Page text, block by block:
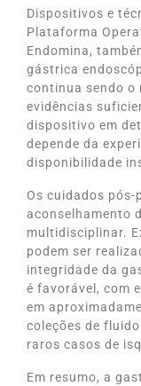
Dispositivos e
Plataforma
Endomina,
gástrica
continua sendo o
evidências
dispositivo em
depende da
disponibilidade
Os cuidados
aconselhamento
multidisciplinar.
podem ser
integridade da
é favorável, com
em
coleções de
raros casos de
Em resumo, a